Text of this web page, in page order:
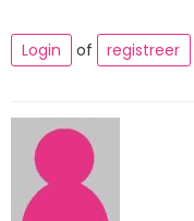
Login of registreer